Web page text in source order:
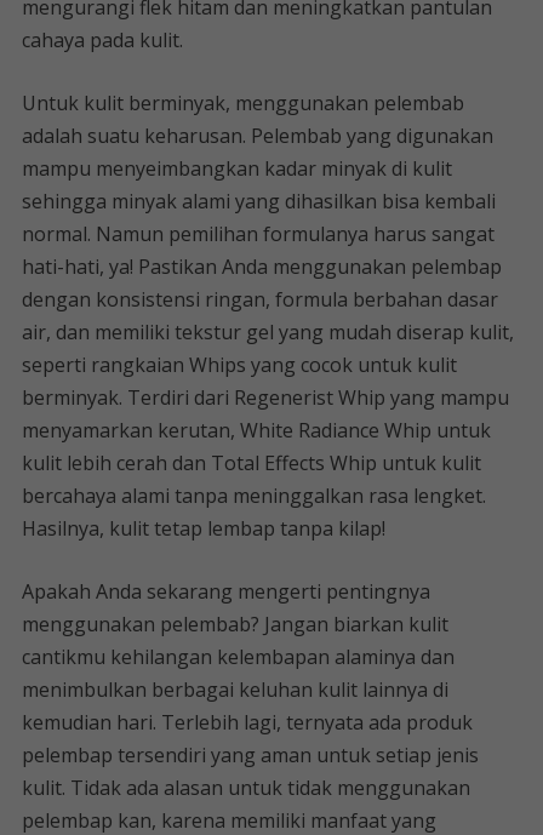
mengurangi flek hitam dan meningkatkan pantulan
cahaya pada kulit.
Untuk kulit berminyak, menggunakan pelembab
adalah suatu keharusan. Pelembab yang digunakan
mampu menyeimbangkan kadar minyak di kulit
sehingga minyak alami yang dihasilkan bisa kembali
normal. Namun pemilihan formulanya harus sangat
hati-hati, ya! Pastikan Anda menggunakan pelembap
dengan konsistensi ringan, formula berbahan dasar
air, dan memiliki tekstur gel yang mudah diserap kulit,
seperti rangkaian Whips yang cocok untuk kulit
berminyak. Terdiri dari Regenerist Whip yang mampu
menyamarkan kerutan, White Radiance Whip untuk
kulit lebih cerah dan Total Effects Whip untuk kulit
bercahaya alami tanpa meninggalkan rasa lengket.
Hasilnya, kulit tetap lembap tanpa kilap!
Apakah Anda sekarang mengerti pentingnya
menggunakan pelembab? Jangan biarkan kulit
cantikmu kehilangan kelembapan alaminya dan
menimbulkan berbagai keluhan kulit lainnya di
kemudian hari. Terlebih lagi, ternyata ada produk
pelembap tersendiri yang aman untuk setiap jenis
kulit. Tidak ada alasan untuk tidak menggunakan
pelembap kan, karena memiliki manfaat yang